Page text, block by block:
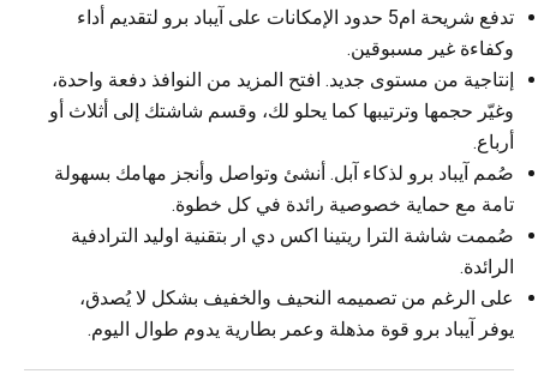
تدفع شريحة ام5 حدود الإمكانات على آيباد برو لتقديم أداء
وكفاءة غير مسبوقين.
إنتاجية من مستوى جديد. افتح المزيد من النوافذ دفعة واحدة،
وغيّر حجمها وترتيبها كما يحلو لك، وقسم شاشتك إلى أثلاث أو
أرباع.
صُمم آيباد برو لذكاء آبل. أنشئ وتواصل وأنجز مهامك بسهولة
تامة مع حماية خصوصية رائدة في كل خطوة.
صُممت شاشة الترا ريتينا اكس دي ار بتقنية اوليد الترادفية
الرائدة.
على الرغم من تصميمه النحيف والخفيف بشكل لا يُصدق،
يوفر آيباد برو قوة مذهلة وعمر بطارية يدوم طوال اليوم.